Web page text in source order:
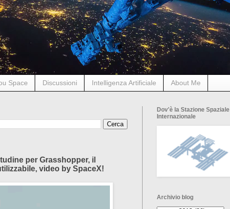
Space Discussioni Intelligenza Artificiale About Me
per Grasshopper, il
video by SpaceX!
Dov'è la Stazione Spaziale
Internazionale
Archivio blog